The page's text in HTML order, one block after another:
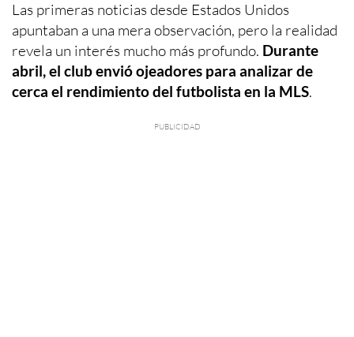
Las primeras noticias desde Estados Unidos
apuntaban a una mera observación, pero la realidad
revela un interés mucho más profundo. Durante
abril, el club envió ojeadores para analizar de
cerca el rendimiento del futbolista en la MLS.